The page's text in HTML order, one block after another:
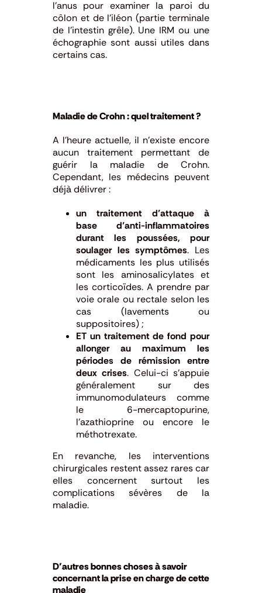
l’anus pour examiner la paroi du
côlon et de l’iléon (partie terminale
de l’intestin grêle). Une IRM ou une
échographie sont aussi utiles dans
certains cas.
Maladie de Crohn : quel traitement ?
A l’heure actuelle, il n’existe encore
aucun traitement permettant de
guérir la maladie de Crohn.
Cependant, les médecins peuvent
déjà délivrer :
un traitement d’attaque à
base d’anti-inflammatoires
durant les poussées, pour
soulager les symptômes. Les
médicaments les plus utilisés
sont les aminosalicylates et
les corticoïdes. A prendre par
voie orale ou rectale selon les
cas (lavements ou
suppositoires) ;
ET un traitement de fond pour
allonger au maximum les
périodes de rémission entre
deux crises. Celui-ci s’appuie
généralement sur des
immunomodulateurs comme
le 6-mercaptopurine,
l’azathioprine ou encore le
méthotrexate.
En revanche, les interventions
chirurgicales restent assez rares car
elles concernent surtout les
complications sévères de la
maladie.
D’autres bonnes choses à savoir
concernant la prise en charge de cette
maladie